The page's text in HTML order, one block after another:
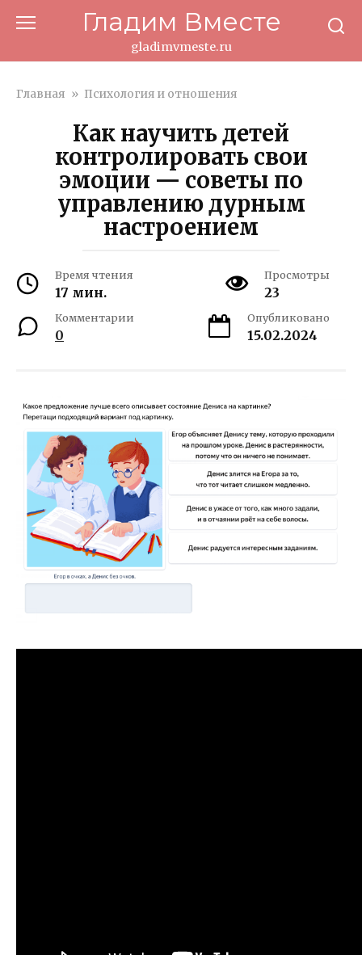
Гладим Вместе
gladimvmeste.ru
Главная » Психология и отношения
Как научить детей
контролировать свои
эмоции — советы по
управлению дурным
настроением
Время чтения
17 мин.
Просмотры
23
Комментарии
0
Опубликовано
15.02.2024